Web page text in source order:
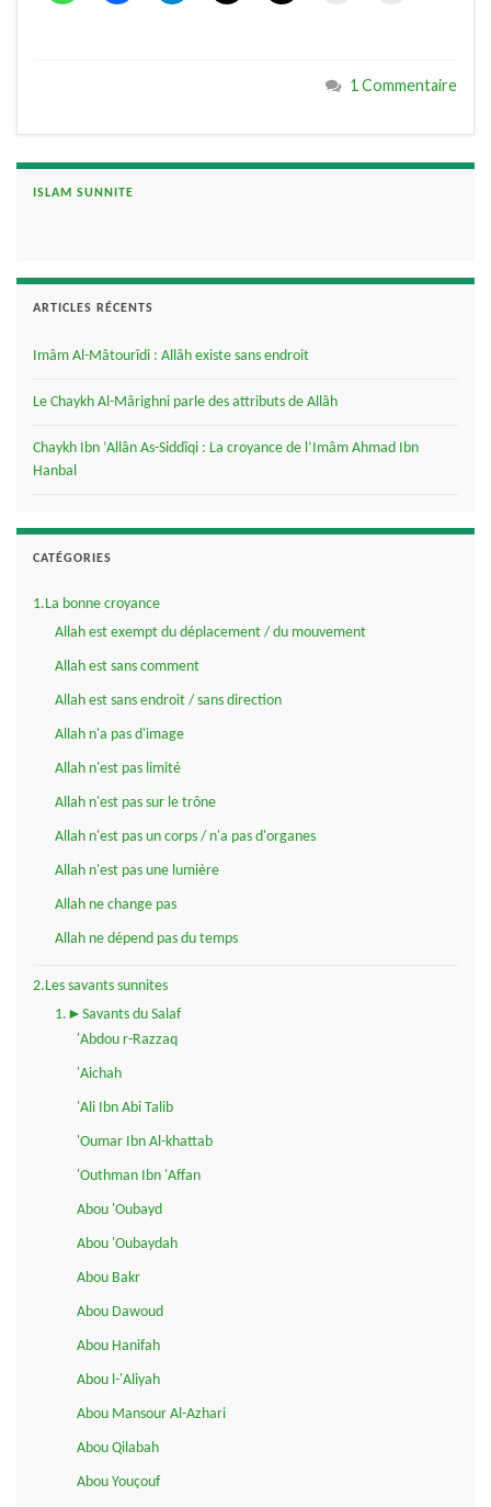
1 Commentaire
ISLAM SUNNITE
ARTICLES RÉCENTS
Imâm Al-Mâtourîdi : Allâh existe sans endroit
Le Chaykh Al-Mârighni parle des attributs de Allâh
Chaykh Ibn ‘Allân As-Siddîqi : La croyance de l’Imâm Ahmad Ibn
Hanbal
CATÉGORIES
1.La bonne croyance
Allah est exempt du déplacement / du mouvement
Allah est sans comment
Allah est sans endroit / sans direction
Allah n'a pas d'image
Allah n'est pas limité
Allah n'est pas sur le trône
Allah n'est pas un corps / n'a pas d'organes
Allah n'est pas une lumière
Allah ne change pas
Allah ne dépend pas du temps
2.Les savants sunnites
1.►Savants du Salaf
'Abdou r-Razzaq
'Aichah
'Ali Ibn Abi Talib
'Oumar Ibn Al-khattab
'Outhman Ibn 'Affan
Abou 'Oubayd
Abou 'Oubaydah
Abou Bakr
Abou Dawoud
Abou Hanifah
Abou l-'Aliyah
Abou Mansour Al-Azhari
Abou Qilabah
Abou Youçouf